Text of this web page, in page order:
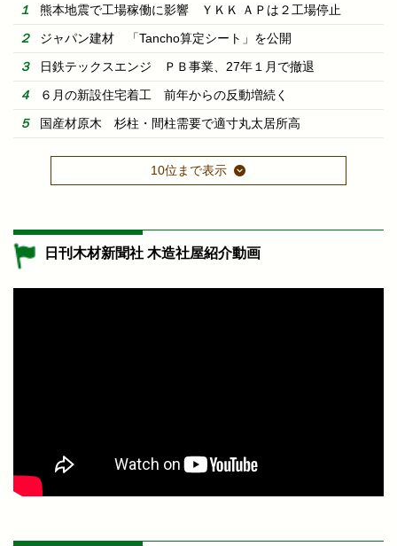
熊本地震で工場稼働に影響 ＹＫＫ ＡＰは２工場停止
ジャパン建材 「Tancho算定シート」を公開
日鉄テックスエンジ ＰＢ事業、27年１月で撤退
６月の新設住宅着工 前年からの反動増続く
国産材原木 杉柱・間柱需要で適寸丸太居所高
10位まで表示
日刊木材新聞社 木造社屋紹介動画